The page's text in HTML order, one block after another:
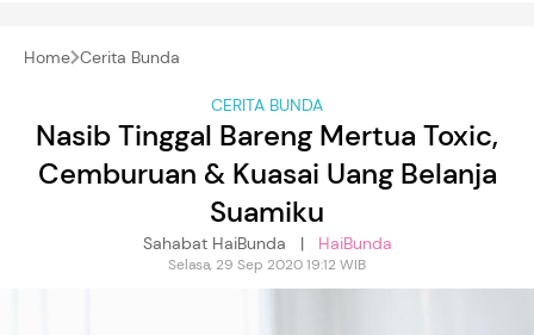
Home Cerita Bunda
CERITA BUNDA
Nasib Tinggal Bareng Mertua Toxic,
Cemburuan & Kuasai Uang Belanja
Suamiku
Sahabat HaiBunda | HaiBunda
Selasa, 29 Sep 2020 19:12 WIB